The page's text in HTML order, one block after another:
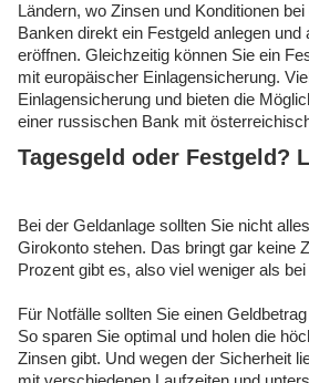
Ländern, wo Zinsen und Konditionen
Banken direkt ein Festgeld anlegen
eröffnen. Gleichzeitig können Sie ein
mit europäischer Einlagensicherung.
Einlagensicherung und bieten die
einer russischen Bank mit
Tagesgeld oder Festgeld?
Bei der Geldanlage sollten Sie nicht
Girokonto stehen. Das bringt gar keine
Prozent gibt es, also viel weniger als
Für Notfälle sollten Sie einen
So sparen Sie optimal und holen die
Zinsen gibt. Und wegen der Sicherheit